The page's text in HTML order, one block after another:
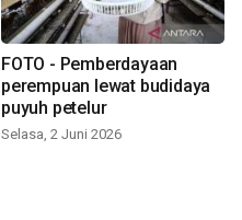
FOTO - Pemberdayaan
perempuan lewat budidaya
puyuh petelur
Selasa, 2 Juni 2026